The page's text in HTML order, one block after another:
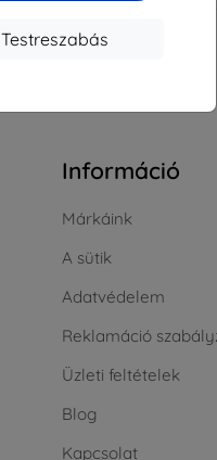
Testreszabás
Információ
Márkáink
A sütik
Adatvédelem
Reklamáció
Üzleti feltételek
Blog
Kapcsolat